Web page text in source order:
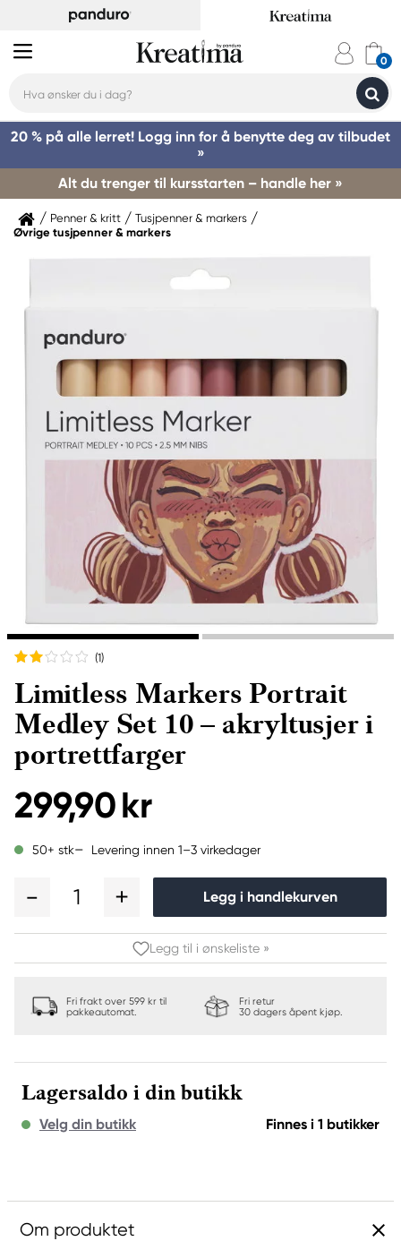
20 % på alle lerret! Logg inn for å benytte deg av tilbudet
»
Alt du trenger til kursstarten – handle her »
Penner & kritt
Tusjpenner & markers
Øvrige tusjpenner & markers
(1)
Limitless Markers Portrait
Medley Set 10 – akryltusjer i
portrettfarger
299,90 kr
50+ stk Levering innen 1–3 virkedager
1 Legg i handlekurven
Legg til i ønskeliste »
Fri frakt over 599 kr til
pakkeautomat.
Fri retur
30 dagers åpent kjøp.
Lagersaldo i din butikk
Velg din butikk Finnes i 1 butikker
Om produktet